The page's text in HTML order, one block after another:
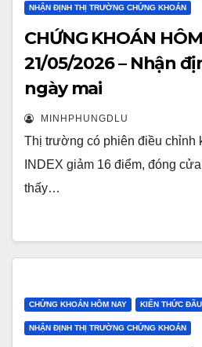
NHẬN ĐỊNH THỊ TRƯỜNG CHỨNG KHOÁN
CHỨNG KHOÁN
21/05/2026 – Nhận
ngày mai
MINHPHUNGDLU
Thị trường có phiên điều chỉnh
INDEX giảm 16 điểm, đóng
thấy…
CHỨNG KHOÁN HÔM NAY KIẾN THỨC
NHẬN ĐỊNH THỊ TRƯỜNG CHỨNG KHOÁN